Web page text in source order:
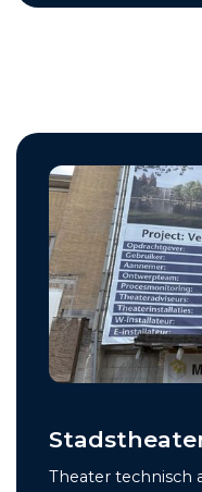
Theater technisch